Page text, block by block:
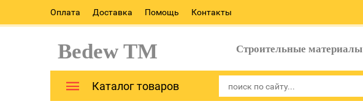
Оплата Доставка Помощь Контакты
Bedew TM Строительные материалы
Каталог товаров